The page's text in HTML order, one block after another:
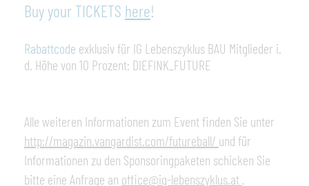
Buy your TICKETS here!
Rabattcode exklusiv für IG Lebenszyklus BAU Mitglieder i.
d. Höhe von 10 Prozent: DIEFINK_FUTURE
Alle weiteren Informationen zum Event finden Sie unter
http://magazin.vangardist.com/futureball/ und für
Informationen zu den Sponsoringpaketen schicken Sie
bitte eine Anfrage an office@ig-lebenszyklus.at .